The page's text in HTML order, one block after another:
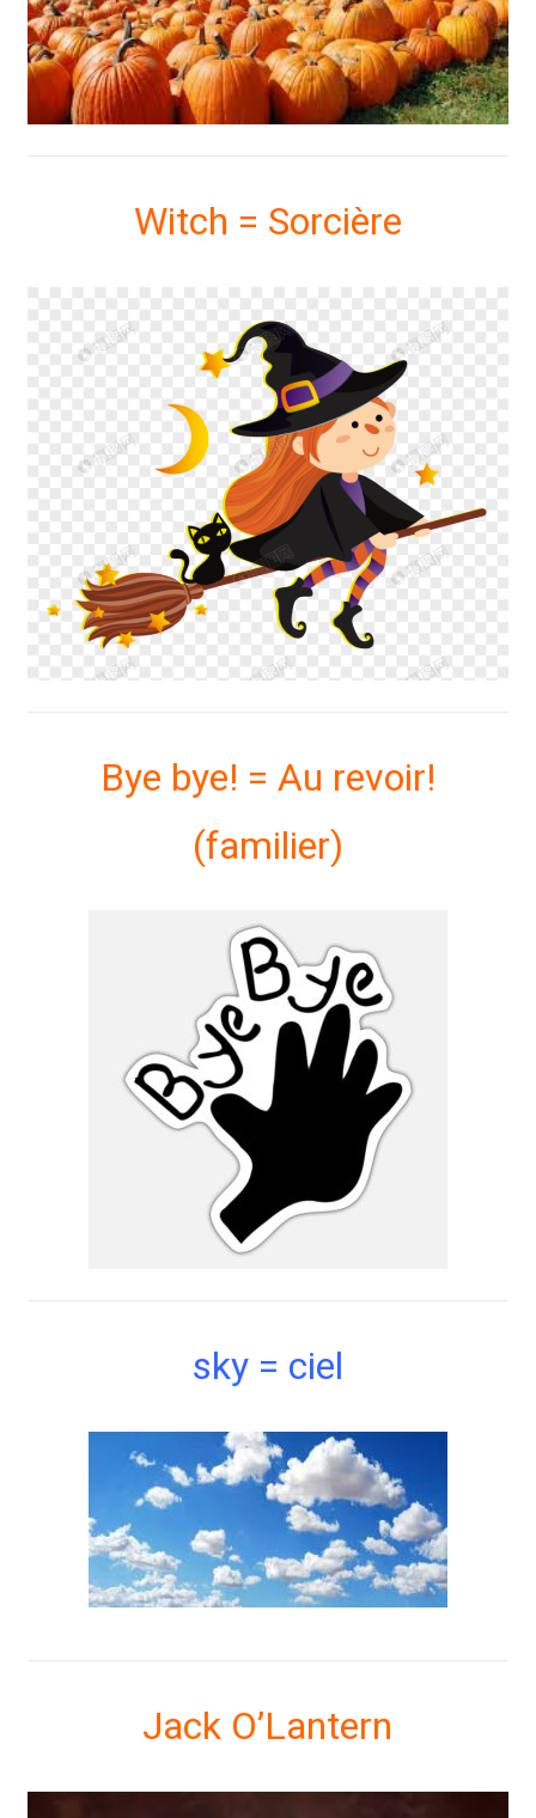
Witch = Sorcière
Bye bye! = Au revoir!
(familier)
sky = ciel
Jack O’Lantern